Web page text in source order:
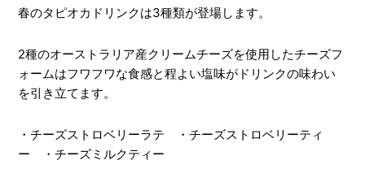
春のタピオカドリンクは3種類が登場します。
2種のオーストラリア産クリームチーズを使用したチーズフ
ォームはフワフワな食感と程よい塩味がドリンクの味わい
を引き立てます。
・チーズストロベリーラテ ・チーズストロベリーティ
ー ・チーズミルクティー